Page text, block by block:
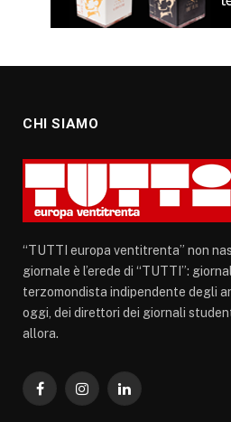
CHI SIAMO
“TUTTI europa ventitrenta” non
giornale è l’erede di “TUTTI”:
terzomondista indipendente degli
oggi, dei direttori dei giornali
allora.
FacebookInstagramLinkedIn